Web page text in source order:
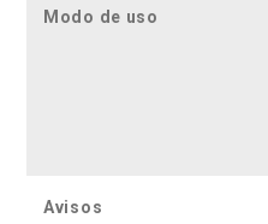
Modo de uso
Avisos